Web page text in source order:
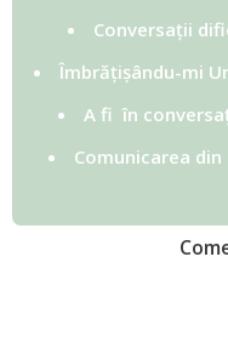
Conversații
Îmbrățișându-mi
A fi în
Comunicarea